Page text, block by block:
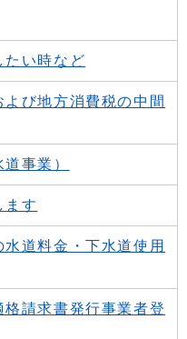
たい時など
び地方消費税の中間
事業）
ます
道料金・下水道使用
請求書発行事業者登